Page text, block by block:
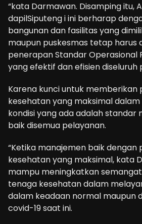
“kata Darmawan. Disamping itu,
dapilSiputeng i ini berharap
bangunan dan fasilitas yang
maupun puskesmas tetap harus
penerapan Standar Operasional
yang efektif dan efisien diseluruh
Karena kunci untuk memberikan
kesehatan yang maksimal
kondisi yang ada adalah standar
baik disemua pelayanan.
“Ketika manajemen baik dengan
kesehatan yang maksimal, kata
mampu meningkatkan
tenaga kesehatan dalam
dalam keadaan normal maupun
covid-19 saat ini.